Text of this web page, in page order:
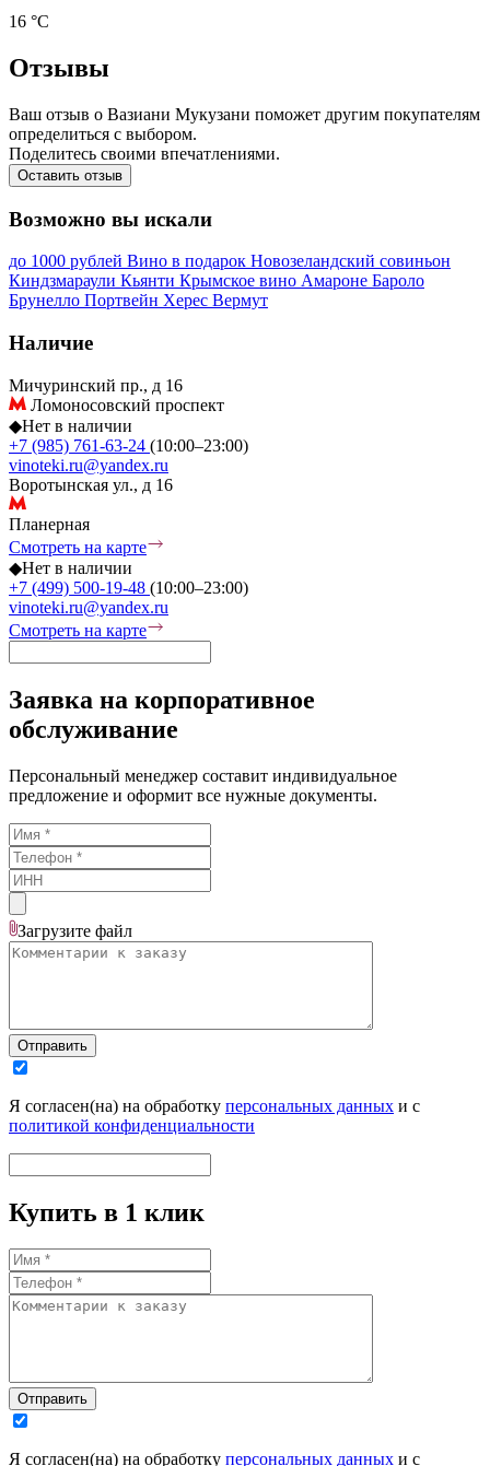
16 °С
Отзывы
Ваш отзыв о Вазиани Мукузани поможет другим покупателям
определиться с выбором.
Поделитесь своими впечатлениями.
Оставить отзыв
Возможно вы искали
до 1000 рублей Вино в подарок Новозеландский совиньон
Киндзмараули Кьянти Крымское вино Амароне Бароло
Брунелло Портвейн Херес Вермут
Наличие
Мичуринский пр., д 16
Ломоносовский проспект
◆Нет в наличии
+7 (985) 761-63-24 (10:00–23:00)
vinoteki.ru@yandex.ru
Воротынская ул., д 16
Планерная
Смотреть на карте
◆Нет в наличии
+7 (499) 500-19-48 (10:00–23:00)
vinoteki.ru@yandex.ru
Смотреть на карте
Заявка на корпоративное
обслуживание
Персональный менеджер составит индивидуальное
предложение и оформит все нужные документы.
Загрузите файл
Отправить
Я согласен(на) на обработку персональных данных и с
политикой конфиденциальности
Купить в 1 клик
Отправить
Я согласен(на) на обработку персональных данных и с